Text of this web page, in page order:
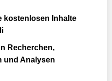
kostenlosen Inhalte
Recherchen,
und Analysen